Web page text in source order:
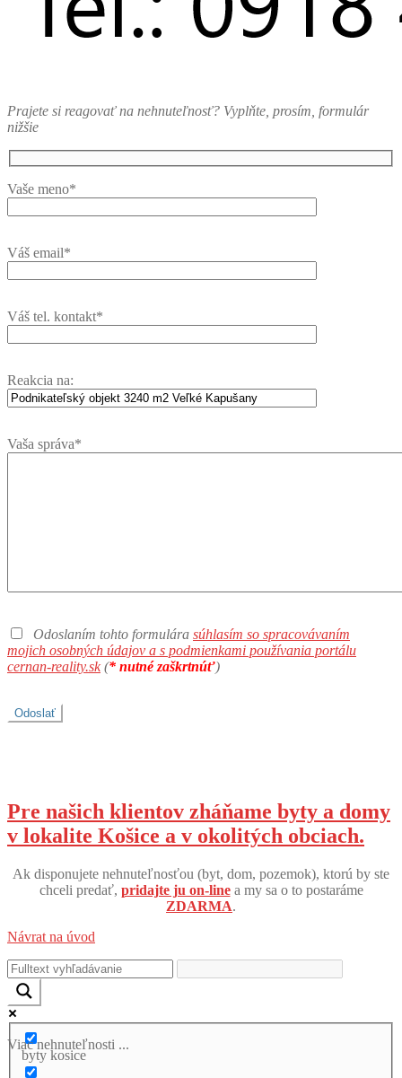
Prajete si reagovať na nehnuteľnosť? Vyplňte, prosím, formulár
nižšie
Vaše meno*
Váš email*
Váš tel. kontakt*
Reakcia na:
Vaša správa*
Odoslaním tohto formulára súhlasím so spracovávaním
mojich osobných údajov a s podmienkami používania portálu
cernan-reality.sk(* nutné zaškrtnúť)
Pre našich klientov zháňame byty a domy
v lokalite Košice a v okolitých obciach.
Ak disponujete nehnuteľnosťou (byt, dom, pozemok), ktorú by ste
chceli predať, pridajte ju on-linea my sa o to postaráme
ZDARMA.
Návrat na úvod
Viac nehnuteľnosti ...
byty kosice